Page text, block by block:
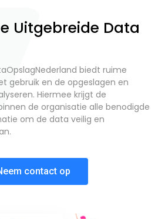
Uitgebreide Data
biedt ruime
gebruik en de opgeslagen en
Hiermee krijgt de
de organisatie alle benodigde
om de data veilig en
contact op